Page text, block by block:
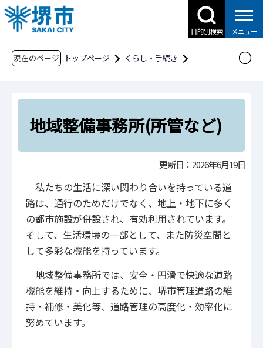
こ
の
ペ
目的別検索 メニュー
現在のページ トップページ
くらし・手続き
地域整備事務所(所管など)
地域整備事務所(所管など)
更新日：2026年6月19日
私たちの生活に深い関わり合いを持っている道
路は、通行のためだけでなく、地上・地下に多く
の都市施設が併設され、有効利用されています。
そして、生活環境の一部として、また防災空間と
して多彩な機能を持っています。
地域整備事務所では、安全・円滑で快適な道路
機能を維持・向上するために、堺市管理道路の維
持・補修・美化等、道路管理の高度化・効率化に
努めています。